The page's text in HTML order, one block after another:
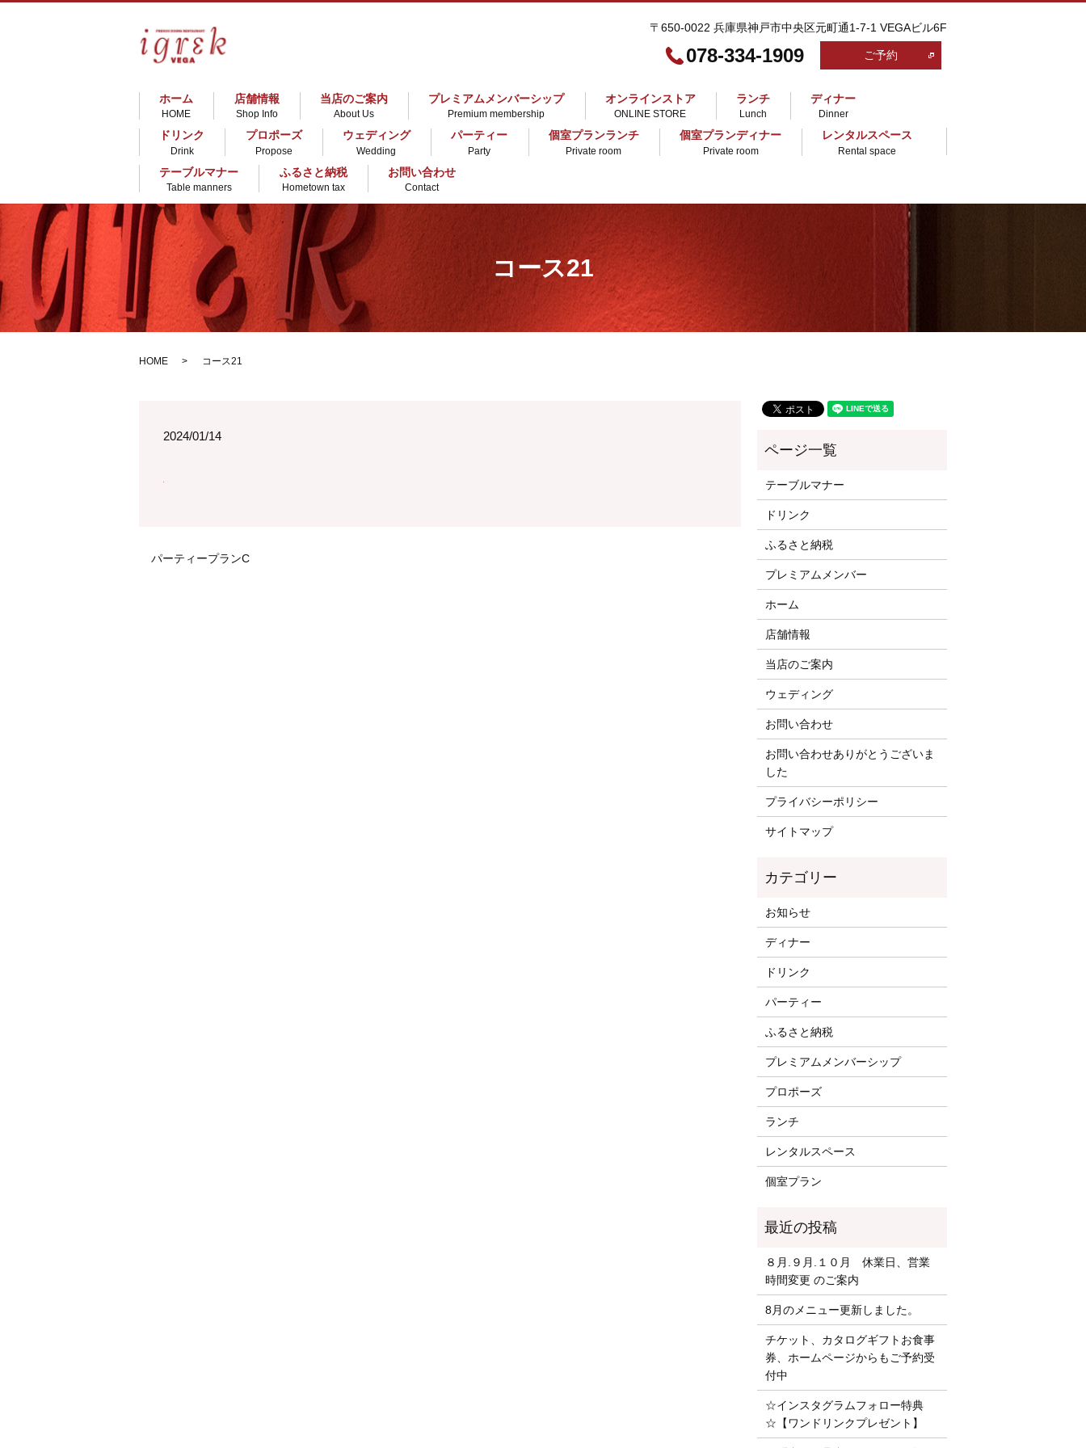
〒650-0022 兵庫県神戸市中央区元町通1-7-1 VEGAビル6F
078-334-1909 ご予約
ホーム
HOME
店舗情報
Shop Info
当店のご案内
About Us
プレミアムメンバーシップ
Premium membership
オンラインストア
ONLINE STORE
ランチ
Lunch
ディナー
Dinner
ドリンク
Drink
プロポーズ
Propose
ウェディング
Wedding
パーティー
Party
個室プランランチ
Private room
個室プランディナー
Private room
レンタルスペース
Rental space
テーブルマナー
Table manners
ふるさと納税
Hometown tax
お問い合わせ
Contact
コース21
HOME コース21
2024/01/14
パーティープランC
テーブルマナー
ドリンク
ふるさと納税
プレミアムメンバー
ホーム
店舗情報
当店のご案内
ウェディング
お問い合わせ
お問い合わせありがとうございま
した
プライバシーポリシー
サイトマップ
お知らせ
ディナー
ドリンク
パーティー
ふるさと納税
プレミアムメンバーシップ
プロポーズ
ランチ
レンタルスペース
個室プラン
８月.９月.１０月 休業日、営業
時間変更 のご案内
8月のメニュー更新しました。
チケット、カタログギフトお食事
券、ホームページからもご予約受
付中
☆インスタグラムフォロー特典
☆【ワンドリンクプレゼント】